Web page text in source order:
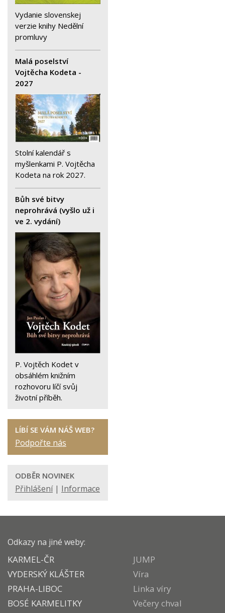
Vydanie slovenskej
verzie knihy Nedělní
promluvy
Malá poselství
Vojtěcha Kodeta -
2027
Stolní kalendář s
myšlenkami P. Vojtěcha
Kodeta na rok 2027.
Bůh své bitvy
neprohrává (vyšlo už i
ve 2. vydání)
P. Vojtěch Kodet v
obsáhlém knižním
rozhovoru líčí svůj
životní příběh.
LÍBÍ SE VÁM NÁŠ WEB?
Podpořte nás
ODBĚR NOVINEK
Přihlášení| Informace
Odkazy na jiné weby:
KARMEL-ČR
VYDERSKÝ KLÁŠTER
PRAHA-LIBOC
BOSÉ KARMELITKY
JUMP
Víra
Linka víry
Večery chval